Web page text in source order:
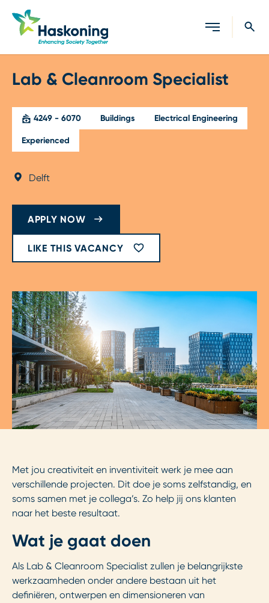
Close search
Lab & Cleanroom Specialist
4249 - 6070 Buildings Electrical Engineering
Experienced
Delft
APPLY NOW
LIKE THIS VACANCY
Met jou creativiteit en inventiviteit werk je mee aan
verschillende projecten. Dit doe je soms zelfstandig, en
soms samen met je collega’s. Zo help jij ons klanten
naar het beste resultaat.
Wat je gaat doen
Als Lab & Cleanroom Specialist zullen je belangrijkste
werkzaamheden onder andere bestaan uit het
definiëren, ontwerpen en dimensioneren van